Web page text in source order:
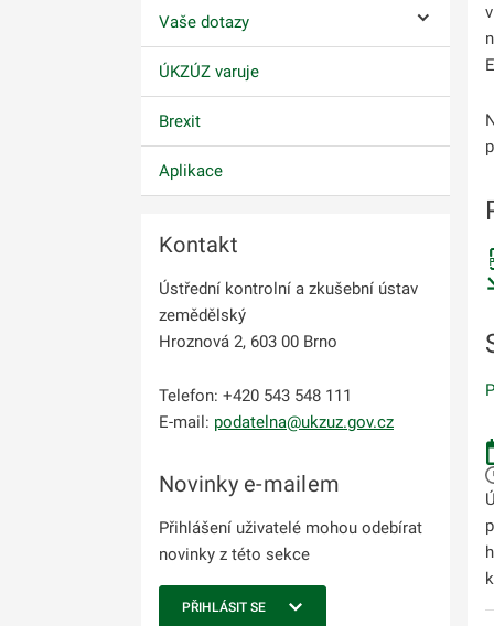
Vaše dotazy Ovládání
ÚKZÚZ varuje
Brexit
Aplikace
Kontakt
Ústřední kontrolní a zkušební ústav
zemědělský
Hroznová 2, 603 00 Brno
Telefon: +420 543 548 111
E-mail: podatelna@ukzuz.gov.cz
Novinky e-mailem
Přihlášení uživatelé mohou odebírat
novinky z této sekce
PŘIHLÁSIT SE